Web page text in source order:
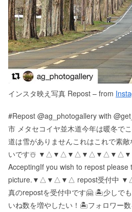
インスタ映え写真 Repost – from
#Repost @ag_photogallery with
市 メタセコイヤ並木道︎今年は暖冬で
道は雪がありませんこれはこれで素
いです☃️
Accepting If you wish to repost
picture. ▼△▼△▼△ repost受付中
真のrepostを受付中です🤗 🏝少しで
いね数を増やしたい！ 🏝フォロワー